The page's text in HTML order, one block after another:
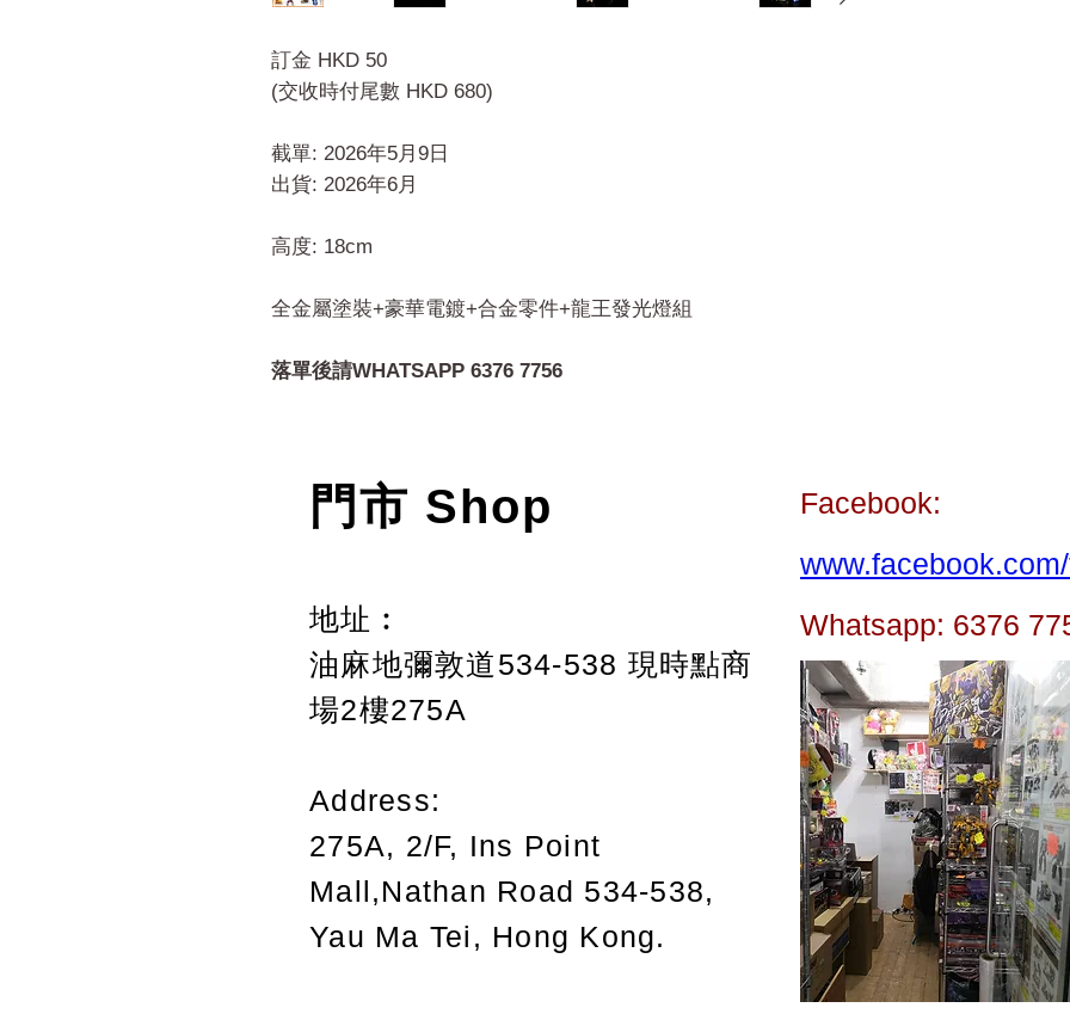
訂金 HKD 50
(交收時付尾數 HKD 680)
截單: 2026年5月9日
出貨: 2026年6月
高度: 18cm
全金屬塗裝+豪華電鍍+合金零件+龍王發光燈組
落單後請WHATSAPP 6376 7756
門市 Shop
地址︰
油麻地彌敦道534-538 現時點商
場2樓275A
Address:
275A, 2/F, Ins Point
Mall,Nathan Road 534-538,
Yau Ma Tei, Hong Kong.
Facebook:
Whatsapp: 6376